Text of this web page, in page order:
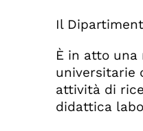
Il
È in atto
universitarie
attività di
didattica